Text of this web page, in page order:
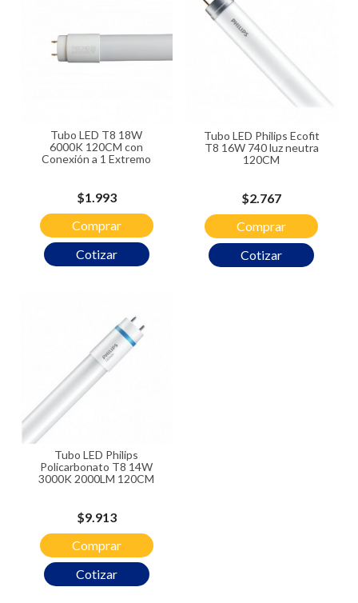
Tubo LED T8 18W
6000K 120CM con
Conexión a 1 Extremo
Cotizar
Precio
$1.993
Comprar
Tubo LED Philips Ecofit
T8 16W 740 luz neutra
120CM
Cotizar
Precio
$2.767
Comprar
Tubo LED Philips
Policarbonato T8 14W
3000K 2000LM 120CM
Cotizar
Precio
$9.913
Comprar